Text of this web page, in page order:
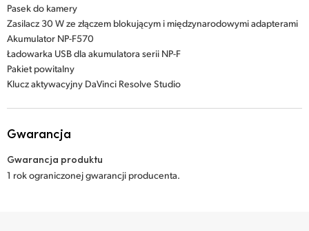
Pasek do kamery
Zasilacz 30 W ze złączem blokującym i międzynarodowymi adapterami
Akumulator NP-F570
Ładowarka USB dla akumulatora serii NP-F
Pakiet powitalny
Klucz aktywacyjny DaVinci Resolve Studio
Gwarancja
Gwarancja produktu
1 rok ograniczonej gwarancji producenta.